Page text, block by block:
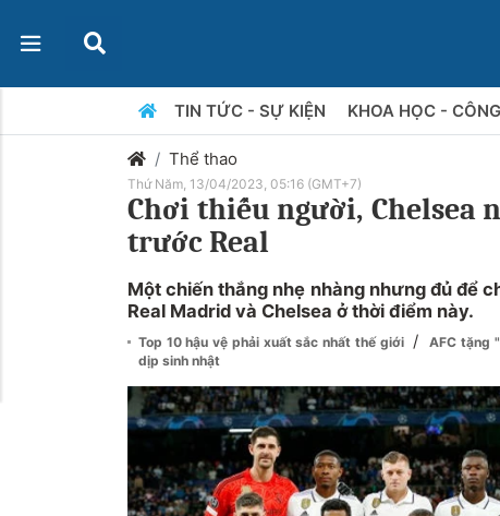
TIN TỨC - SỰ KIỆN KHOA HỌC -
Thể thao
Thứ Năm, 13/04/2023, 05:16 (GMT+7)
Chơi thiếu người, Chelsea
trước Real
Một chiến thắng nhẹ nhàng nhưng đủ để
Real Madrid và Chelsea ở thời điểm này.
Top 10 hậu vệ phải xuất sắc nhất thế giới /
AFC tặng
dịp sinh nhật